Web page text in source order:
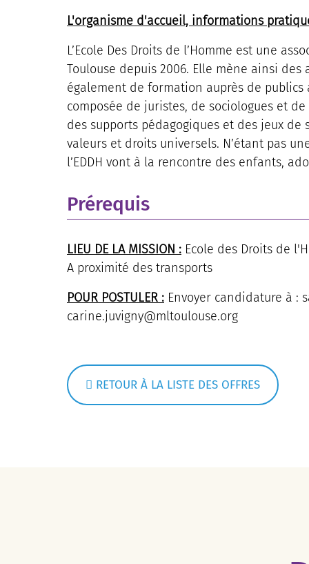
L'organisme d'accueil, informations
L’Ecole Des Droits de l’Homme est une
Toulouse depuis 2006. Elle mène ainsi
également de formation auprès de publics
composée de juristes, de sociologues et
des supports pédagogiques et des jeux
valeurs et droits universels. N’étant pas
l’EDDH vont à la rencontre des enfants,
Prérequis
LIEU DE LA MISSION : Ecole des Droits de
A proximité des transports
POUR POSTULER : Envoyer candidature à :
carine.juvigny@mltoulouse.org
RETOUR À LA LISTE DES OFFRES